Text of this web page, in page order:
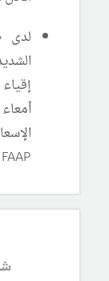
لدى
FAAP -